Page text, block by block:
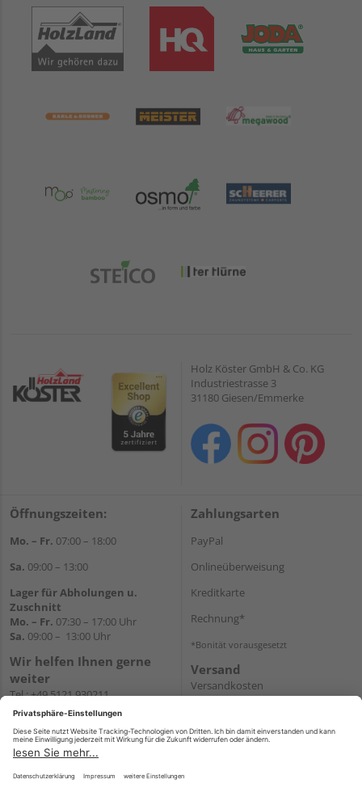
Holz Köster GmbH & Co. KG
Industriestrasse 3
31180 Giesen/Emmerke
Öffnungszeiten:
Mo. – Fr. 07:00 – 18:00
Sa. 09:00 – 13:00
Lager für Abholungen u.
Zuschnitt
Mo. – Fr. 07:30 – 17:00 Uhr
Sa. 09:00 – 13:00 Uhr
Wir helfen Ihnen gerne
weiter
Tel.:+49 5121 930211
E-Mail:holzlandshop@holzland-
Newsletter
Zahlungsarten
PayPal
Onlineüberweisung
Kreditkarte
Rechnung*
*Bonität vorausgesetzt
Versand
Versandkosten